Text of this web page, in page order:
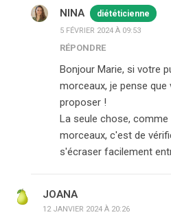
NINA diététicienne
5 FÉVRIER 2024 À 09:53
RÉPONDRE
Bonjour Marie, si votre
morceaux, je pense
proposer !
La seule chose,
morceaux, c'est de
s'écraser facilement
JOANA
12 JANVIER 2024 À 20:26